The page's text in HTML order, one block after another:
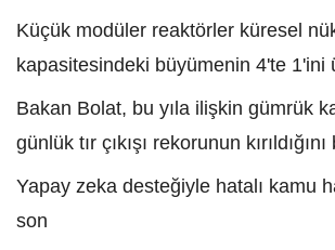
Küçük modüler reaktörler küresel
kapasitesindeki büyümenin 4'te 1'ini
Bakan Bolat, bu yıla ilişkin gümrük
günlük tır çıkışı rekorunun
Yapay zeka desteğiyle hatalı kamu
son